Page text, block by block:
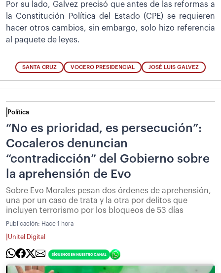
Por su lado, Galvez precisó que antes de las reformas a
la Constitución Política del Estado (CPE) se requieren
hacer otros cambios, sin embargo, solo hizo referencia
al paquete de leyes.
SANTA CRUZ VOCERO PRESIDENCIAL JOSÉ LUIS GALVEZ
Política
“No es prioridad, es persecución”:
Cocaleros denuncian
“contradicción” del Gobierno sobre
la aprehensión de Evo
Sobre Evo Morales pesan dos órdenes de aprehensión,
una por un caso de trata y la otra por delitos que
incluyen terrorismo por los bloqueos de 53 días
Publicación: Hace 1 hora
Unitel Digital